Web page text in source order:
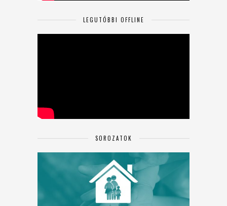
LEGUTÓBBI OFFLINE
SOROZATOK